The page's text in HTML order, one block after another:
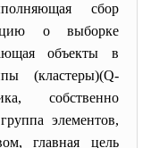
сбор
о выборке
объекты в
(кластеры)(Q-
собственно
элементов,
главная цель